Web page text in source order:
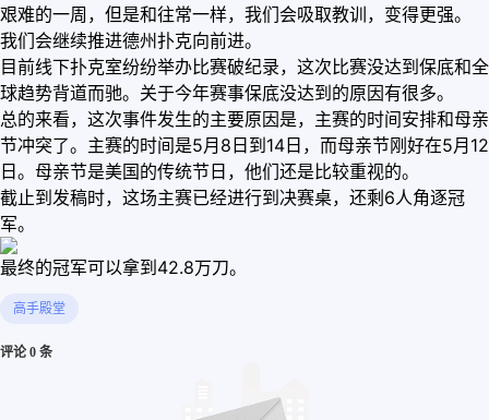
艰难的一周，但是和往常一样，我们会吸取教训，变得更强。
我们会继续推进德州扑克向前进。
目前线下扑克室纷纷举办比赛破纪录，这次比赛没达到保底和全
球趋势背道而驰。关于今年赛事保底没达到的原因有很多。
总的来看，这次事件发生的主要原因是，主赛的时间安排和母亲
节冲突了。主赛的时间是5月8日到14日，而母亲节刚好在5月12
日。母亲节是美国的传统节日，他们还是比较重视的。
截止到发稿时，这场主赛已经进行到决赛桌，还剩6人角逐冠
军。
最终的冠军可以拿到42.8万刀。
高手殿堂
评论 0 条